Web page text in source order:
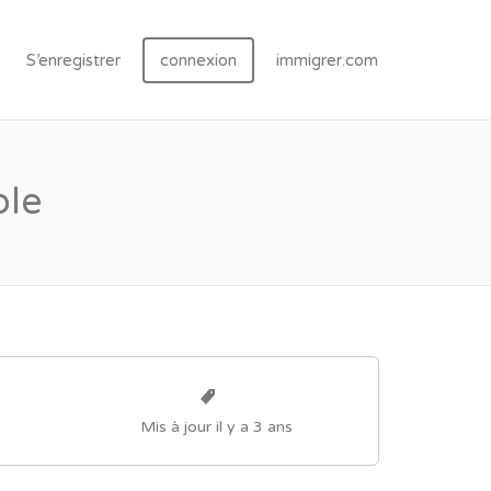
S’enregistrer connexion immigrer.com
Mis à jour il y a 3 ans